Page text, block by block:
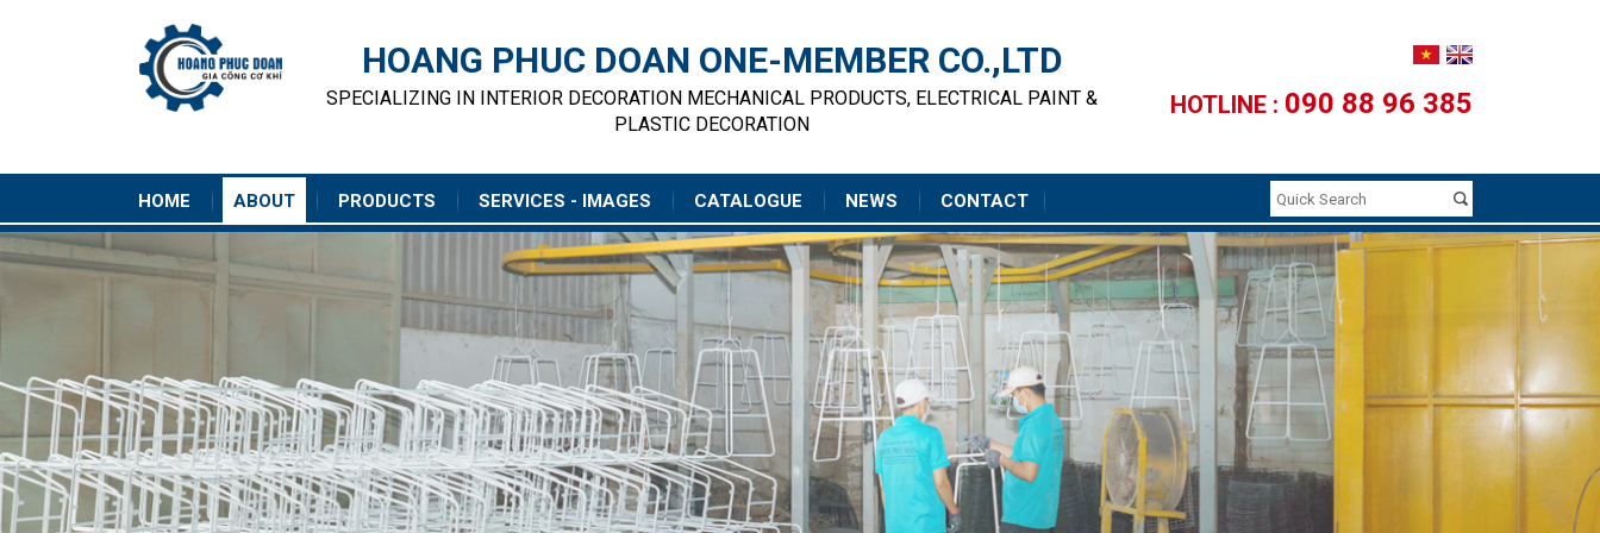
HOANG PHUC DOAN ONE-MEMBER CO.,LTD
SPECIALIZING IN INTERIOR DECORATION MECHANICAL PRODUCTS, ELECTRICAL PAINT &
PLASTIC DECORATION
HOTLINE : 090 88 96 385
HOME ABOUT PRODUCTS SERVICES - IMAGES CATALOGUE NEWS CONTACT